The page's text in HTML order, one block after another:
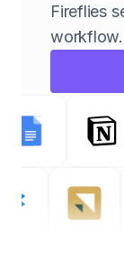
Fireflies
workflow.